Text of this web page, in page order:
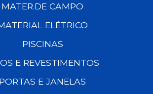
MATER.DE CAMPO
ELÉTRICO
PISCINAS
E REVESTIMENTOS
PORTAS E JANELAS